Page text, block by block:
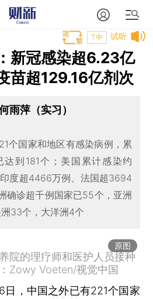
试听
T中
新冠感染超6.23亿
苗超129.16亿剂次
雨萍（实习）
个国家和地区有感染病例，累
到181个；美国累计感染约
度超4466万例、法国超3694
确诊超千例国家已55个，亚洲
33个，大洋洲4个
原图
院的理疗师和医护人员接种
Zowy Voeten/视觉中国
日，中国之外已有221个国家